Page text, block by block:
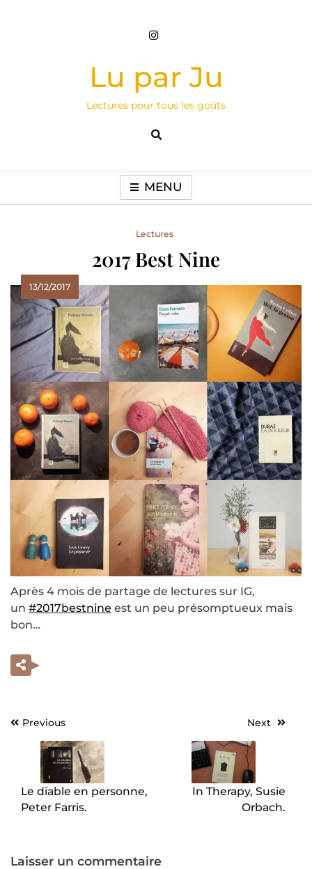
Lu par Ju
Lectures pour tous les goûts
MENU
Lectures
2017 Best Nine
13/12/2017
Après 4 mois de partage de lectures sur IG,
un #2017bestnine est un peu présomptueux mais
bon…
Navigation
l’article
Previous
Le diable en personne,
Peter Farris.
Next
In Therapy, Susie
Orbach.
Laisser un commentaire